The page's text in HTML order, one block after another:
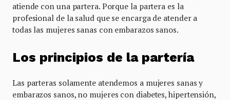
atiende con una partera. Porque la partera es la
profesional de la salud que se encarga de atender a
todas las mujeres sanas con embarazos sanos.
Los principios de la partería
Las parteras solamente atendemos a mujeres sanas y
embarazos sanos, no mujeres con diabetes, hipertensión,